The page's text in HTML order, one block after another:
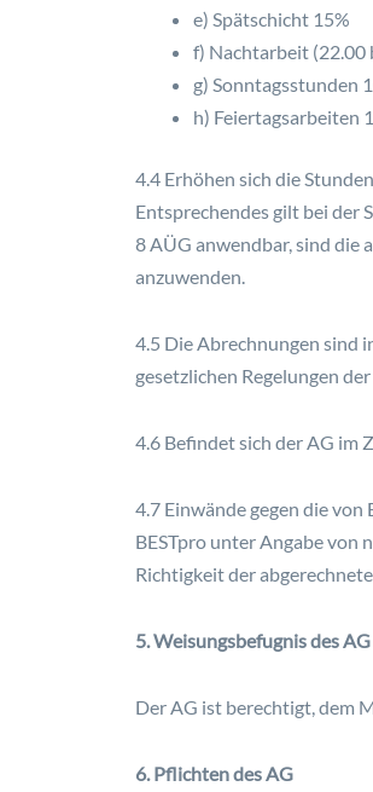
e) Spätschicht 15%
f) Nachtarbeit (22.00
g) Sonntagsstunden
h) Feiertagsarbeiten
4.4 Erhöhen sich die
Entsprechendes gilt bei der
8 AÜG anwendbar, sind die
anzuwenden.
4.5 Die Abrechnungen sind
gesetzlichen Regelungen
4.6 Befindet sich der AG im
4.7 Einwände gegen die
BESTpro unter Angabe von
Richtigkeit der
5. Weisungsbefugnis des AG
Der AG ist berechtigt, dem
6. Pflichten des AG